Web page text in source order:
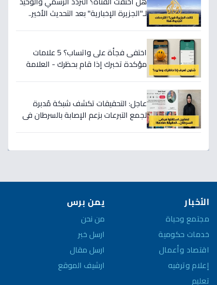
لـ"الجزيرة الإخبارية" بعد التحديث الأخير..
اختفى فجأة على واتساب؟ 5 علامات
مؤكدة تخبرك إذا قام بحظرك - العلامة
عاجل: التحقيقات تكشف شبكة مُدبرة
لجمع التبرعات بزعم الإصابة بالسرطان في
الأخبار
مجتمع وحياة
خدمات حكومية
اقتصاد وأعمال
إعلام وترفيه
تعليم
يمن برس
من نحن
ارسل خبر
ارسل مقال
ارشيف الموقع